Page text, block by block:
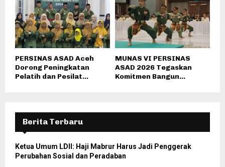
PERSINAS ASAD Aceh
Dorong Peningkatan
Pelatih dan Pesilat...
MUNAS VI PERSINAS
ASAD 2026 Tegaskan
Komitmen Bangun...
Berita Terbaru
Ketua Umum LDII: Haji Mabrur Harus Jadi Penggerak
Perubahan Sosial dan Peradaban